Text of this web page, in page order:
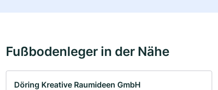
Fußbodenleger in der Nähe
Döring Kreative Raumideen GmbH